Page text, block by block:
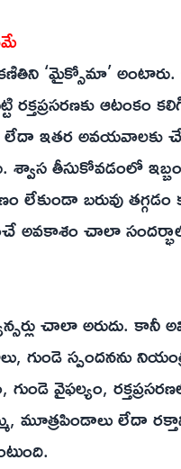
కణితిని ‘మైక్సోమా’
ఆటంకం
ఇతర అవయవాలకు
తీసుకోవడంలో
లేకుండా బరువు
అవకాశం చాలా
చాలా అరుదు.
గుండె స్పందనను
గుండె వైఫల్యం,
మూత్రపిండాలు లేదా